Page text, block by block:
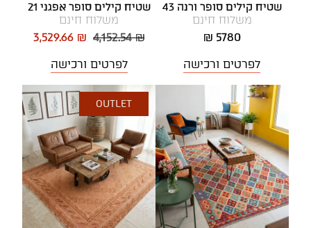
שטיח קילים סופר ורנה 43
משלוח חינם
5780 ₪
לפרטים ורכישה
שטיח קילים סופר אפגני 21
משלוח חינם
4,152.54 ₪
3,529.66 ₪
לפרטים ורכישה
OUTLET